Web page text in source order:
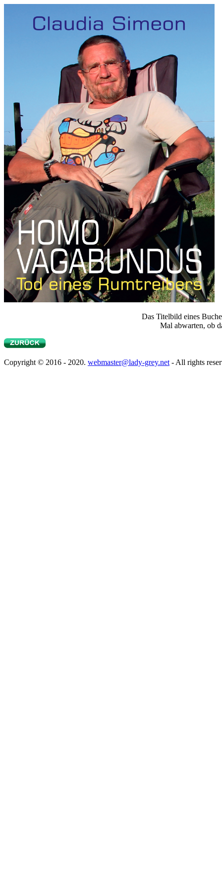
Das Titelbild eines
Mal abwarten, ob
Copyright © 2016 - 2020. webmaster@lady-grey.net - All rights